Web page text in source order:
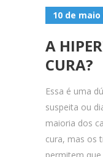
10 de maio
A
CURA?
Essa é uma
suspeita ou
maioria dos
cura, mas os